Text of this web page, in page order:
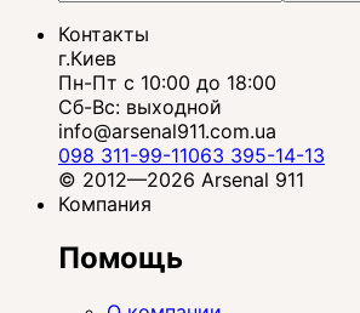
Контакты
г.Киев
Пн-Пт с 10:00 до 18:00
Сб-Вс: выходной
info@arsenal911.com.ua
098 311-99-11063 395-14-13
© 2012—2026 Arsenal 911
Компания
Помощь